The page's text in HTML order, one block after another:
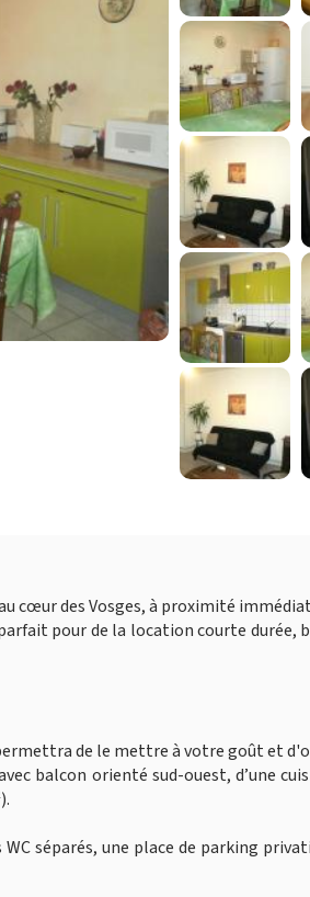
cœur des Vosges, à proximité
parfait pour de la location courte
de le mettre à votre goût et
balcon orienté sud-ouest, d’une
séparés, une place de parking